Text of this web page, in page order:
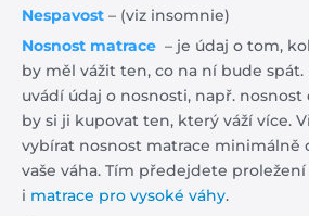
Nespavost – (viz insomnie)
Nosnost matrace – je údaj o tom,
by měl vážit ten, co na ní bude spát.
uvádí údaj o nosnosti, např.
by si ji kupovat ten, který váží více.
vybírat nosnost matrace minimálně
vaše váha. Tím předejdete
i matrace pro vysoké váhy.